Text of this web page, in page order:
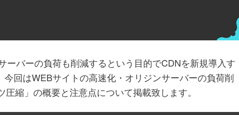
ーバーの負荷も削減するという目的でCDNを新規導入す
回はWEBサイトの高速化・オリジンサーバーの負荷削
縮」の概要と注意点について掲載致します。